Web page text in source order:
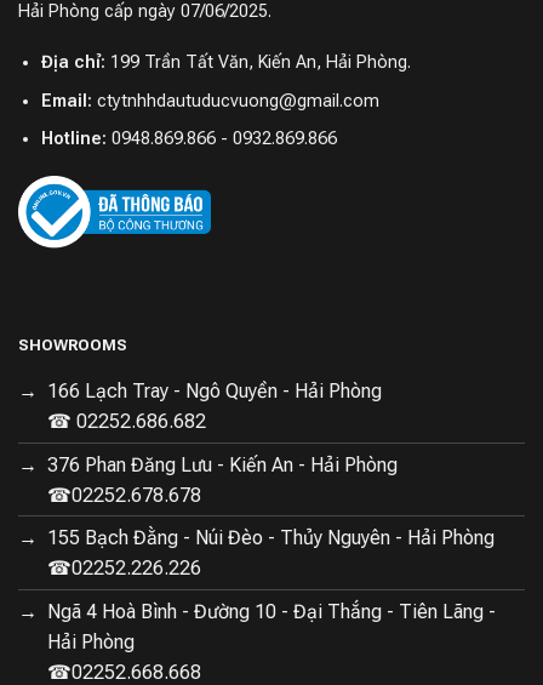
Hải Phòng cấp ngày 07/06/2025.
Địa chỉ: 199 Trần Tất Văn, Kiến An, Hải Phòng.
Email: ctytnhhdautuducvuong@gmail.com
Hotline: 0948.869.866 - 0932.869.866
SHOWROOMS
166 Lạch Tray - Ngô Quyền - Hải Phòng
☎ 02252.686.682
376 Phan Đăng Lưu - Kiến An - Hải Phòng
☎02252.678.678
155 Bạch Đằng - Núi Đèo - Thủy Nguyên - Hải Phòng
☎02252.226.226
Ngã 4 Hoà Bình - Đường 10 - Đại Thắng - Tiên Lãng -
Hải Phòng
☎02252.668.668